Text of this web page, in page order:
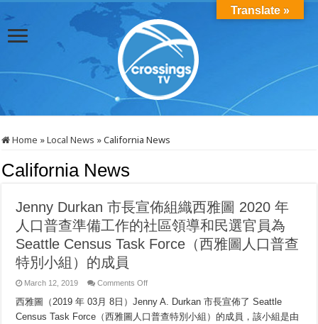
Home »Local News »California News
California News
Jenny Durkan 市長宣佈組織西雅圖 2020 年
人口普查準備工作的社區領導和民選官員為
Seattle Census Task Force（西雅圖人口普查
特別小組）的成員
March 12, 2019 Comments Offon
Durkan
市
長
西雅圖（2019 年 03月 8日）Jenny A. Durkan 市長宣佈了 Seattle
Census Task Force（西雅圖人口普查特別小組）的成員，該小組是由
Translate »